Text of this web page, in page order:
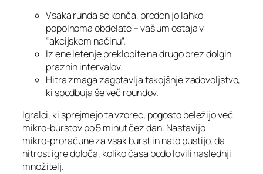
Vsaka runda se konča, preden jo lahko
popolnoma obdelate – vaš um ostaja v
“akcijskem načinu”.
Iz ene letenje preklopite na drugo brez dolgih
praznih intervalov.
Hitra zmaga zagotavlja takojšnje zadovoljstvo,
ki spodbuja še več roundov.
Igralci, ki sprejmejo ta vzorec, pogosto beležijo več
mikro‑burstov po 5 minut čez dan. Nastavijo
mikro‑proračune za vsak burst in nato pustijo, da
hitrost igre določa, koliko časa bodo lovili naslednji
množitelj.